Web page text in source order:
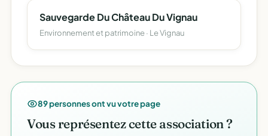
Sauvegarde Du Château Du Vignau
Environnement et patrimoine · Le Vignau
89 personnes ont vu votre page
Vous représentez cette association ?